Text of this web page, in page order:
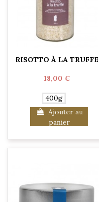
RISOTTO À LA TRUFFE
18,00 €
400g
Ajouter au
panier